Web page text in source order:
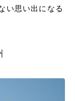
い思い出になる